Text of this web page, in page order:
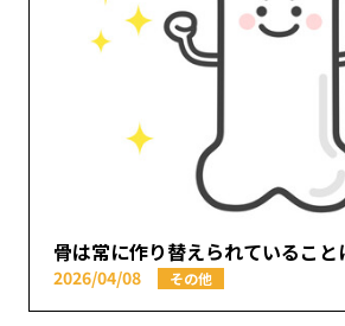
2026/04/08 その他